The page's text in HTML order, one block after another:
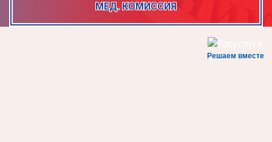
МЕД. КОМИССИЯ
Решаем вместе